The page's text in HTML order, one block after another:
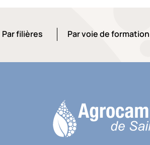
Par filières
Par voie de formation